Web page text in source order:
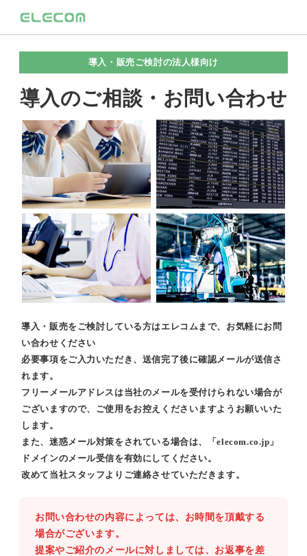
導入・販売ご検討の法人様向け
導入のご相談・お問い合わせ
導入・販売をご検討している方はエレコムまで、お気軽にお問
い合わせください
必要事項をご入力いただき、送信完了後に確認メールが送信さ
れます。
フリーメールアドレスは当社のメールを受付けられない場合が
ございますので、ご使用をお控えくださいますようお願いいた
します。
また、迷惑メール対策をされている場合は、「elecom.co.jp」
ドメインのメール受信を有効にしてください。
改めて当社スタッフよりご連絡させていただきます。
お問い合わせの内容によっては、お時間を頂戴する
場合がございます。
提案やご紹介のメールに対しましては、お返事を差